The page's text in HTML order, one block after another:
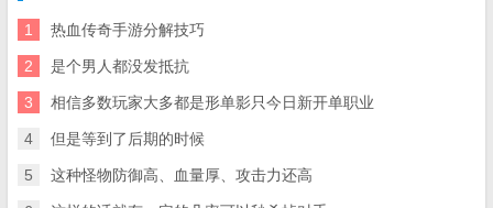
1 热血传奇手游分解技巧
2 是个男人都没发抵抗
3 相信多数玩家大多都是形单影只今日新开单职业
4 但是等到了后期的时候
5 这种怪物防御高、血量厚、攻击力还高